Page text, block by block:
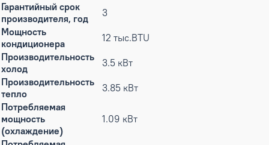
Гарантийный срок
производителя, год
3
Мощность
кондиционера
12 тыс.BTU
Производительность
холод
3.5 кВт
Производительность
тепло
3.85 кВт
Потребляемая
мощность
(охлаждение)
1.09 кВт